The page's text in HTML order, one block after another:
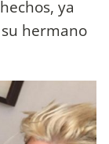
ya
hermano